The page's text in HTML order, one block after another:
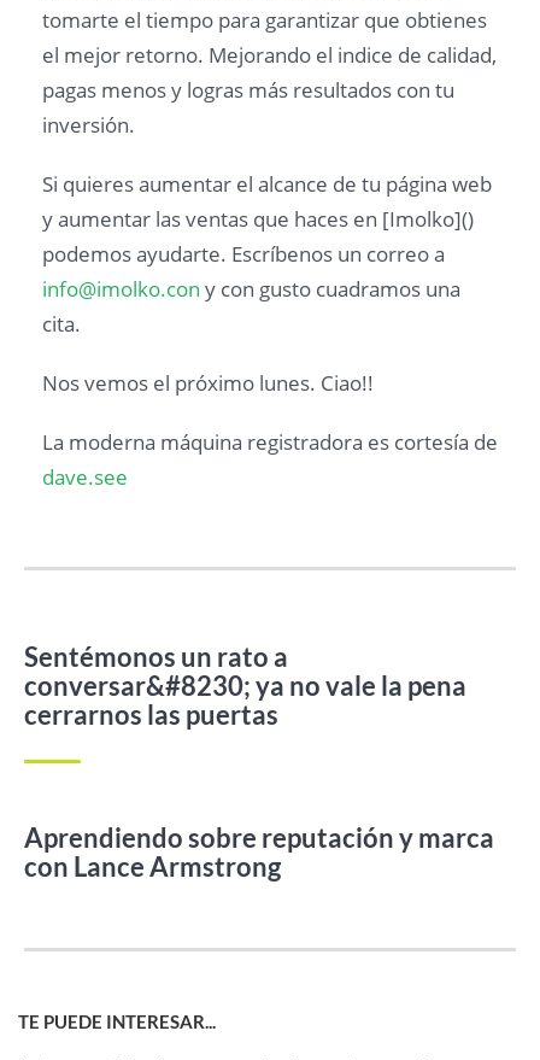
tomarte el tiempo para garantizar que obtienes
el mejor retorno. Mejorando el indice de calidad,
pagas menos y logras más resultados con tu
inversión.
Si quieres aumentar el alcance de tu página web
y aumentar las ventas que haces en [Imolko]()
podemos ayudarte. Escríbenos un correo a
info@imolko.con y con gusto cuadramos una
cita.
Nos vemos el próximo lunes. Ciao!!
La moderna máquina registradora es cortesía de
dave.see
Sentémonos un rato a
conversar&#8230; ya no vale la pena
cerrarnos las puertas
Aprendiendo sobre reputación y marca
con Lance Armstrong
TE PUEDE INTERESAR...